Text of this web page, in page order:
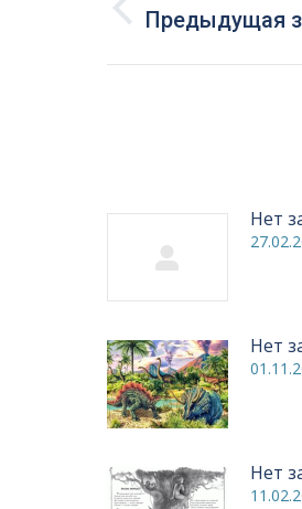
по
записям
Предыдущая
запись:
Предыдущая
Нет
Нет
Нет